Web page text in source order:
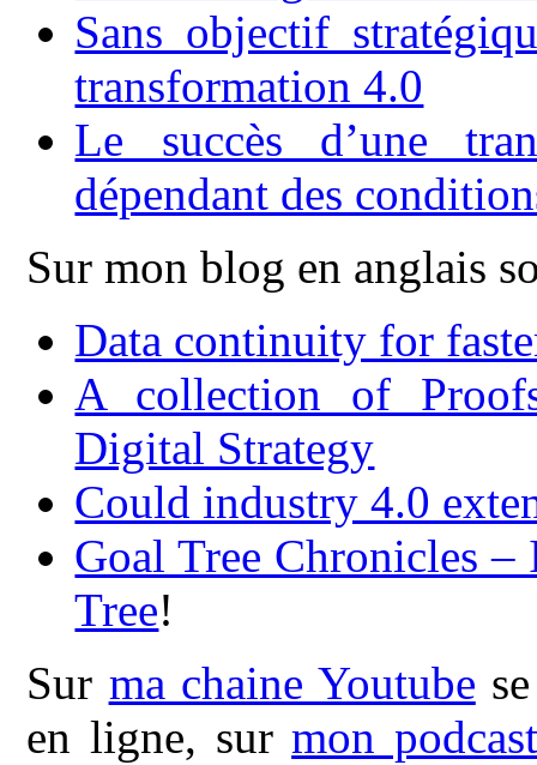
Sans objectif
transformation 4.0
Le succès d’une
dépendant des
Sur mon blog en anglais
Data continuity for
A collection of
Digital Strategy
Could industry 4.0
Goal Tree Chronicles
Tree!
Sur ma chaine Youtube
en ligne, surmon podcast